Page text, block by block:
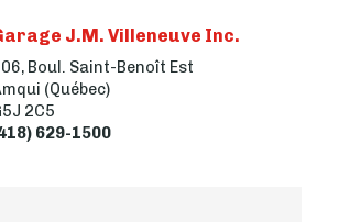
J.M. Villeneuve Inc.
Boul. Saint-Benoît Est
(Québec)
2C5
629-1500